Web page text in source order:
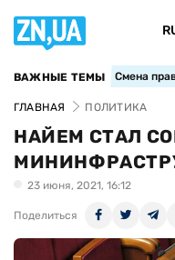
ВАЖНЫЕ ТЕМЫ Смена
ГЛАВНАЯ ПОЛИТИКА
НАЙЕМ СТАЛ
23 июня, 2021, 16:12
Поделиться